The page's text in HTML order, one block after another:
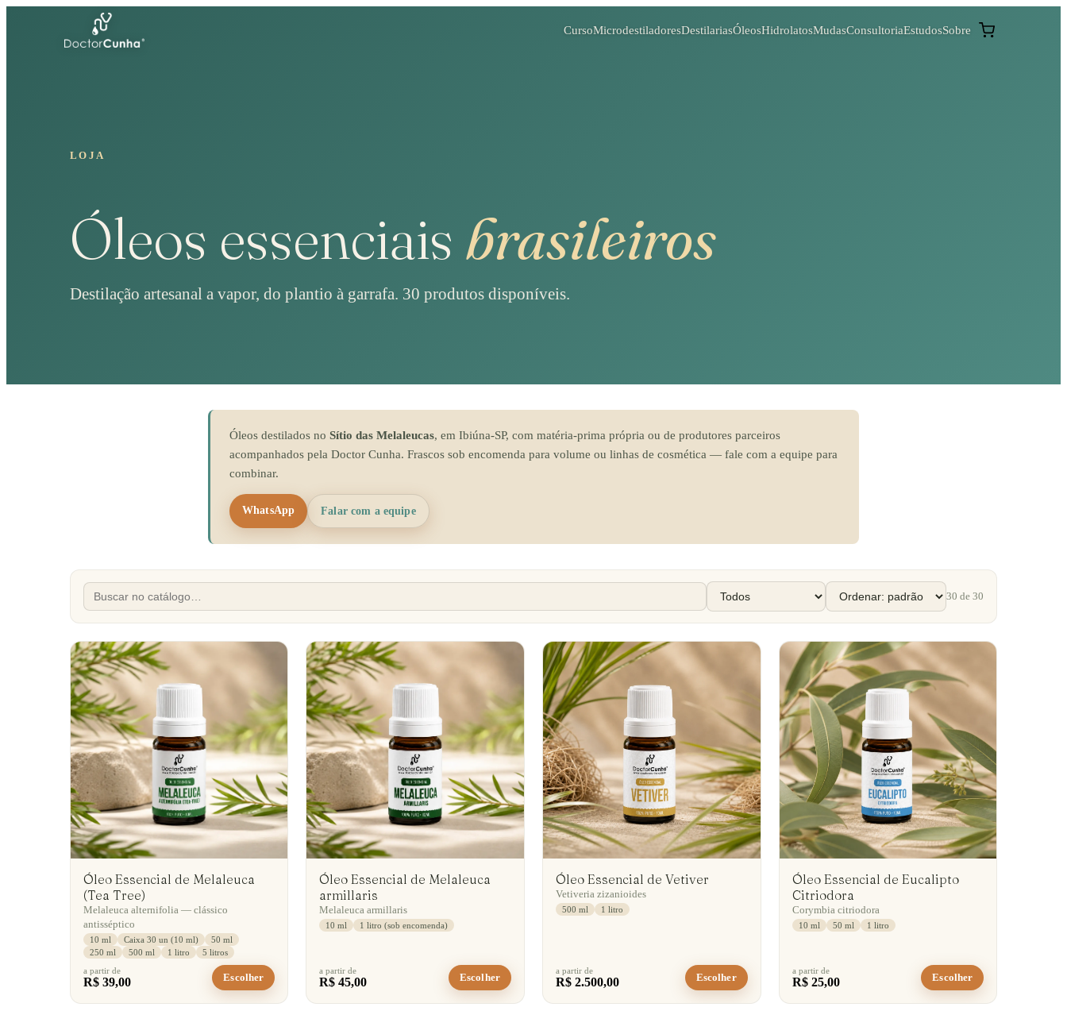
CursoMicrodestiladoresDestilariasÓleosHidrolatosMudasConsultoriaEstudosSobre
LOJA
Óleos essenciais brasileiros
Destilação artesanal a vapor, do plantio à garrafa. 30 produtos disponíveis.
Óleos destilados no Sítio das Melaleucas, em Ibiúna-SP, com matéria-prima própria ou de produtores parceiros
acompanhados pela Doctor Cunha. Frascos sob encomenda para volume ou linhas de cosmética — fale com a equipe para
combinar.
WhatsApp Falar com a equipe
30 de30
Óleo Essencial de Melaleuca
(Tea Tree)
Melaleuca alternifolia — clássico
antisséptico
10 ml Caixa 30 un (10 ml)
50 ml
250 ml
500 ml 1 litro
5 litros
a partir de
R$ 39,00 Escolher
Óleo Essencial de Melaleuca
armillaris
Melaleuca armillaris
10 ml 1 litro (sob encomenda)
a partir de
R$ 45,00 Escolher
Óleo Essencial de Vetiver
Vetiveria zizanioides
500 ml 1 litro
a partir de
R$ 2.500,00 Escolher
Óleo Essencial de Eucalipto
Citriodora
Corymbia citriodora
10 ml 50 ml 1 litro
a partir de
R$ 25,00 Escolher